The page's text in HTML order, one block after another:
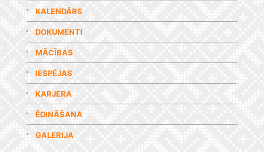
KALENDĀRS
DOKUMENTI
MĀCĪBAS
IESPĒJAS
KARJERA
ĒDINĀŠANA
GALERIJA